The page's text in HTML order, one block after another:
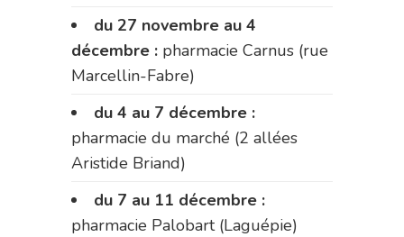
du 27 novembre au 4
décembre : pharmacie Carnus (rue
Marcellin-Fabre)
du 4 au 7 décembre :
pharmacie du marché (2 allées
Aristide Briand)
du 7 au 11 décembre :
pharmacie Palobart (Laguépie)